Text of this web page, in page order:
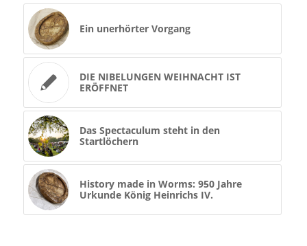
Ein unerhörter Vorgang
DIE NIBELUNGEN WEIHNACHT IST
ERÖFFNET
Das Spectaculum steht in den
Startlöchern
History made in Worms: 950 Jahre
Urkunde König Heinrichs IV.